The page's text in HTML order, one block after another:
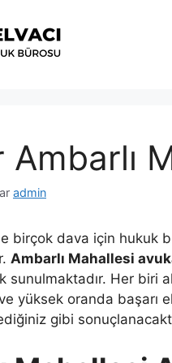
Ambarlı
admin
birçok dava için hukuk
Ambarlı Mahallesi
sunulmaktadır. Her biri
yüksek oranda
gibi